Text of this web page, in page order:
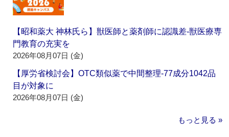
【昭和薬大 神林氏ら】獣医師と薬剤師に認識差‐獣医療専
門教育の充実を
2026年08月07日 (金)
【厚労省検討会】OTC類似薬で中間整理‐77成分1042品
目が対象に
2026年08月07日 (金)
もっと見る »